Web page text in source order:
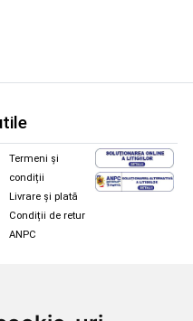
Termeni și
condiții
Livrare și plată
Condiții de retur
ANPC